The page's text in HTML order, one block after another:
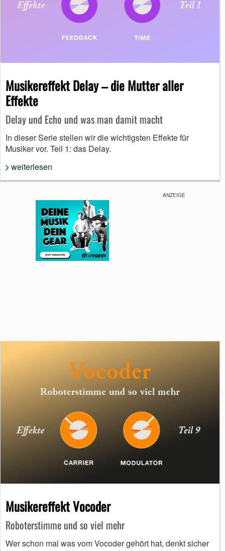
Musikereffekt Delay – die Mutter aller
Effekte
Delay und Echo und was man damit macht
In dieser Serie stellen wir die wichtigsten Effekte für
Musiker vor. Teil 1: das Delay.
weiterlesen
Musikereffekt Vocoder
Roboterstimme und so viel mehr
Wer schon mal was vom Vocoder gehört hat, denkt sicher